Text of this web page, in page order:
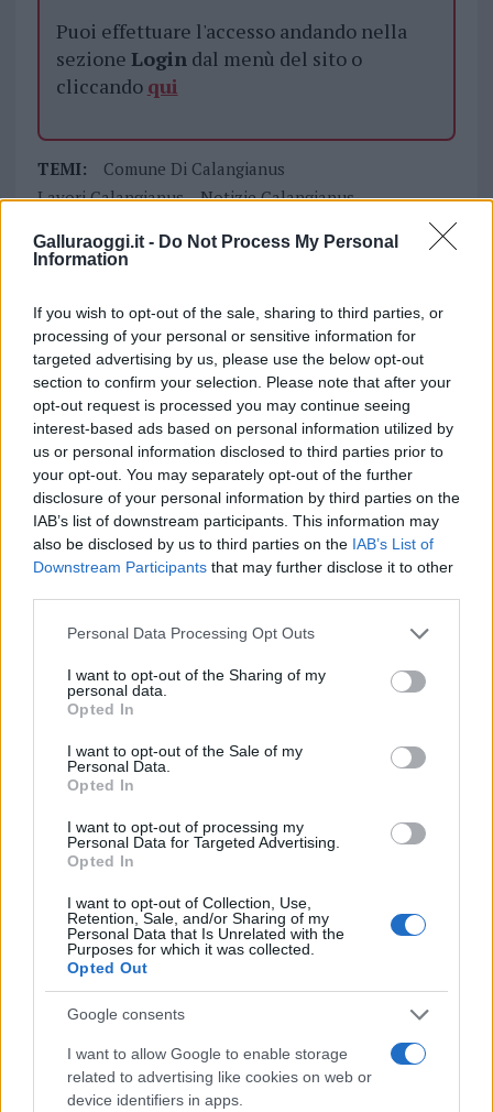
Galluraoggi.it - Do Not Process My Personal
Information
If you wish to opt-out of the sale, sharing to third parties, or
processing of your personal or sensitive information for
targeted advertising by us, please use the below opt-out
section to confirm your selection. Please note that after your
opt-out request is processed you may continue seeing
interest-based ads based on personal information utilized by
us or personal information disclosed to third parties prior to
your opt-out. You may separately opt-out of the further
disclosure of your personal information by third parties on the
IAB’s list of downstream participants. This information may
also be disclosed by us to third parties on the IAB’s List of
Downstream Participants that may further disclose it to other
Please note that this website/app uses one or more Google
not limited to your visit or usage behaviour. You may click to
grant or deny consent to Google and its third-party tags to
use your data for below specified purposes in below Google
consent section.
Personal Data Processing Opt Outs
I want to opt-out of the Sharing of my
personal data.
Opted In
I want to opt-out of the Sale of my
Personal Data.
Opted In
I want to opt-out of processing my
Personal Data for Targeted Advertising.
Opted In
I want to opt-out of Collection, Use,
Retention, Sale, and/or Sharing of my
Personal Data that Is Unrelated with the
Purposes for which it was collected.
Opted Out
Google consents
I want to allow Google to enable storage
related to advertising like cookies on web or
device identifiers in apps.
Puoi effettuare l'accesso andando nella
sezione Logindal menù del sito o
cliccando qui
TEMI:
Comune Di Calangianus
Lavori Calangianus
Notizie Calangianus
Sicurezza Stradale Calangianus
Notizie in tempo reale?
Entra nel canale telegram di
GalluraOggi.it
Inviaci le tue segnalazioni,
i tuoi video e le tue foto
Su WhatsApp al numero +39
345 356 7512
Ricevi le nostre ultime news
daGoogle News
Condividi l'articolo
F
a
ce
b
o
o
k
T
w
it
te
r
n
te
re
st
h
at
s
p
p
h
a
re
Articolo precedente
NOTIZIE RECENTI